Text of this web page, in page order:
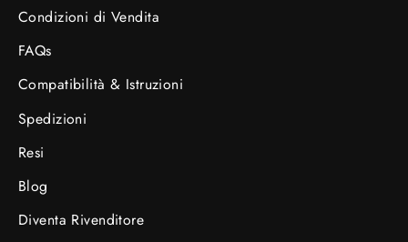
Condizioni di Vendita
FAQs
Compatibilità & Istruzioni
Spedizioni
Resi
Blog
Diventa Rivenditore